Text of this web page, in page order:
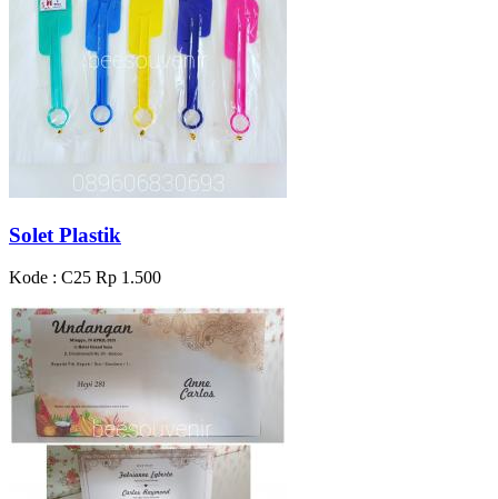
Solet Plastik
Kode : C25 Rp 1.500